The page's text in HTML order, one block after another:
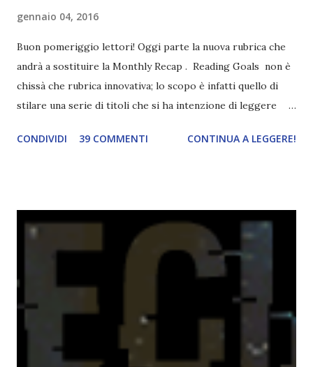
gennaio 04, 2016
Buon pomeriggio lettori! Oggi parte la nuova rubrica che
andrà a sostituire la Monthly Recap . Reading Goals non è
chissà che rubrica innovativa; lo scopo è infatti quello di
stilare una serie di titoli che si ha intenzione di leggere
una rubrica per tenere sotto controllo le reading
spaziare con i generi letterari e non limitarmi al fantasy.
Per farvi un esempio nel 2015 mi sembra di aver letto
troppi libri impegnativi e davvero pochi libri "leggeri", il
che non è sempre un bene. Credo che sia stata la principale
causa per il mio calo di letture. Comunque, ogni mese -
nessun giorno fisso, però - pubblicherò questo post.
Spero che la rubrica sia di vostro gradimento. GENNAIO
TBR+OBIETTIVI Questa è la mia tbr del mese...
CONDIVIDI 39 COMMENTI CONTINUA A LEGGERE!